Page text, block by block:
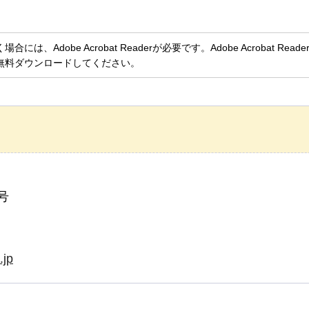
場合には、Adobe Acrobat Readerが必要です。Adobe Acrobat
ダウンロードしてください。